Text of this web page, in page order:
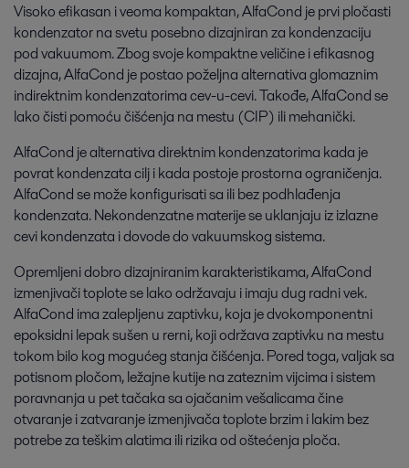
Visoko efikasan i veoma kompaktan, AlfaCond je prvi pločasti
kondenzator na svetu posebno dizajniran za kondenzaciju
pod vakuumom. Zbog svoje kompaktne veličine i efikasnog
dizajna, AlfaCond je postao poželjna alternativa glomaznim
indirektnim kondenzatorima cev-u-cevi. Takođe, AlfaCond se
lako čisti pomoću čišćenja na mestu (CIP) ili mehanički.
AlfaCond je alternativa direktnim kondenzatorima kada je
povrat kondenzata cilj i kada postoje prostorna ograničenja.
AlfaCond se može konfigurisati sa ili bez podhlađenja
kondenzata. Nekondenzatne materije se uklanjaju iz izlazne
cevi kondenzata i dovode do vakuumskog sistema.
Opremljeni dobro dizajniranim karakteristikama, AlfaCond
izmenjivači toplote se lako održavaju i imaju dug radni vek.
AlfaCond ima zalepljenu zaptivku, koja je dvokomponentni
epoksidni lepak sušen u rerni, koji održava zaptivku na mestu
tokom bilo kog mogućeg stanja čišćenja. Pored toga, valjak sa
potisnom pločom, ležajne kutije na zateznim vijcima i sistem
poravnanja u pet tačaka sa ojačanim vešalicama čine
otvaranje i zatvaranje izmenjivača toplote brzim i lakim bez
potrebe za teškim alatima ili rizika od oštećenja ploča.